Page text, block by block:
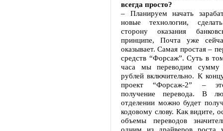
всегда просто?
– Планируем начать
новые технологии,
сторону оказания
принципе, Почта уже
оказывает. Самая простая –
средств “Форсаж”. Суть в
часа мы переводим
рублей включительно. К
проект “Форсаж-2” –
получение перевода. В
отделении можно будет
кодовому слову. Как видите,
объемы переводов
одним из драйверов роста